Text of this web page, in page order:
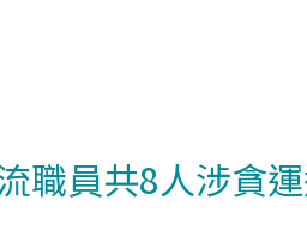
職員共8人涉貪